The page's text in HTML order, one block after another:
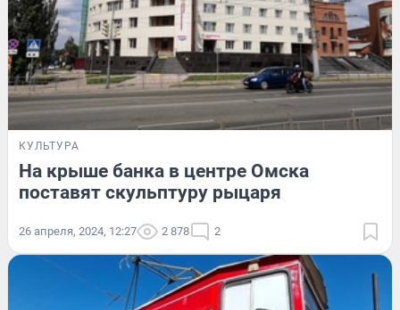
КУЛЬТУРА
На крыше банка в центре Омска
поставят скульптуру рыцаря
26 апреля, 2024, 12:27 2 878 2